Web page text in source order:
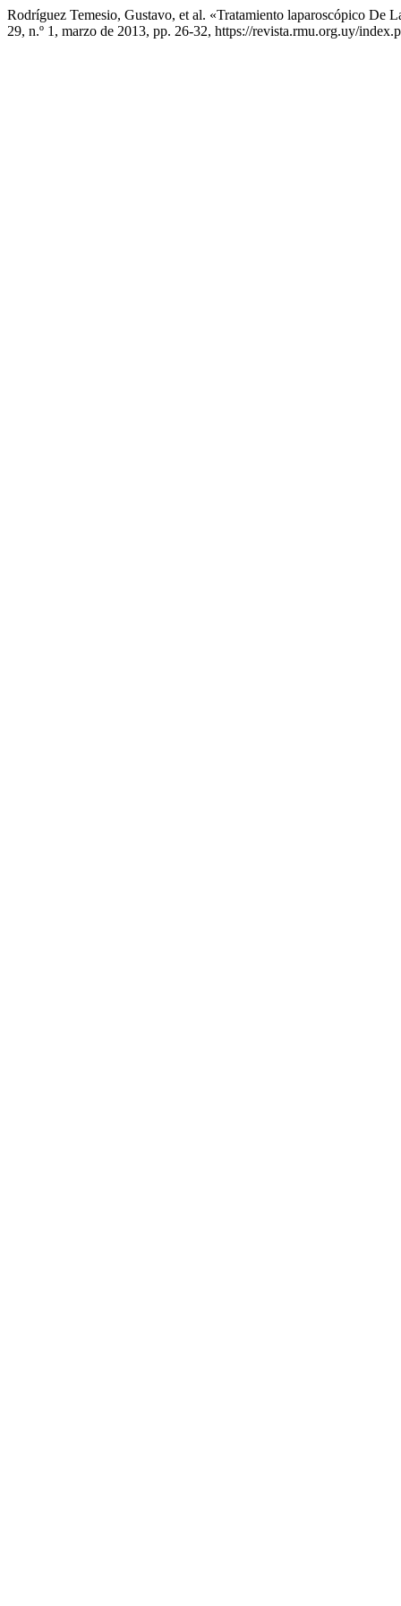
Rodríguez Temesio, Gustavo, et al. «Tratamiento laparoscópico De
29, n.º 1, marzo de 2013, pp. 26-32, https://revista.rmu.org.uy/